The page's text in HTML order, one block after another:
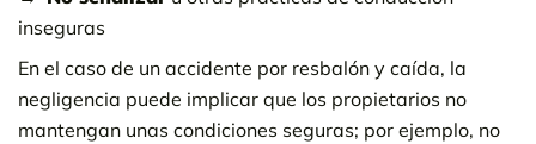
inseguras
En el caso de un accidente por resbalón y caída, la
negligencia puede implicar que los propietarios no
mantengan unas condiciones seguras; por ejemplo, no